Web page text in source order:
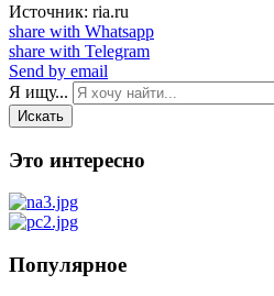
Источник: ria.ru
share with Whatsapp
share with Telegram
Send by email
Я ищу...
Искать
Это интересно
Популярное